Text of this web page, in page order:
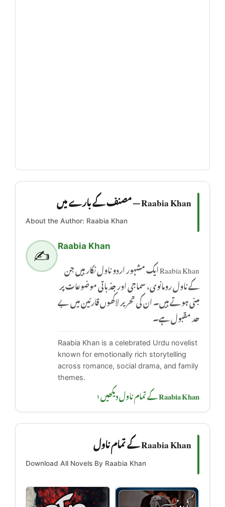
Raabia Khan — مصنف کے بارے میں
About the Author: Raabia Khan
✍️
Raabia Khan
Raabia Khan ایک مشہور اردو ناول نگار ہیں جن
کے ناول رومانوی، سماجی اور جذباتی موضوعات پر
مبنی ہوتے ہیں۔ ان کی تحریر لاکھوں قارئین میں بے
حد مقبول ہے۔
Raabia Khan is a celebrated Urdu novelist
known for emotionally rich storytelling
across romance, social drama, and family
themes.
Raabia Khan کے تمام ناول دیکھیں ‹
Raabia Khan کے تمام ناول
Download All Novels By Raabia Khan